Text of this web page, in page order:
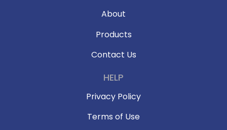
About
Products
Contact Us
HELP
Privacy Policy
Terms of Use